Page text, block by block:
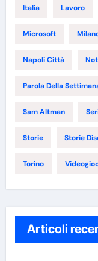
Italia Lavoro
Microsoft
Napoli Città
Parola Della
Sam Altman
Storie Storie
Torino
Articoli